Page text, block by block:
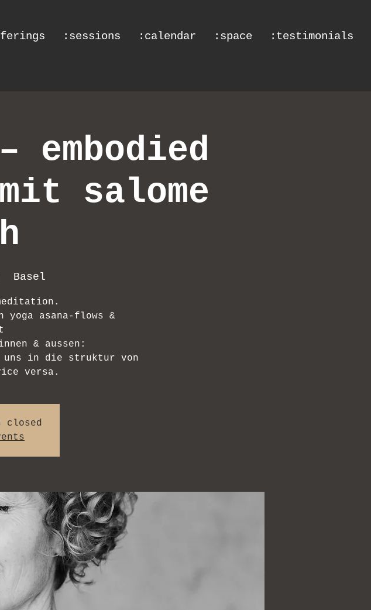
:sessions :calendar :space :testimonials
embodied
salome
Basel
yoga asana-flows &
& aussen:
uns in die struktur von
versa.
closed